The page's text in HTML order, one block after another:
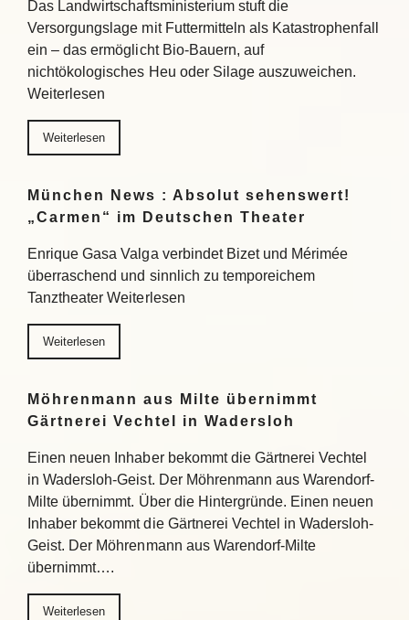
Das Landwirtschaftsministerium stuft die
Versorgungslage mit Futtermitteln als Katastrophenfall
ein – das ermöglicht Bio-Bauern, auf
nichtökologisches Heu oder Silage auszuweichen.
Weiterlesen
Weiterlesen
München News : Absolut sehenswert!
„Carmen“ im Deutschen Theater
Enrique Gasa Valga verbindet Bizet und Mérimée
überraschend und sinnlich zu temporeichem
Tanztheater Weiterlesen
Weiterlesen
Möhrenmann aus Milte übernimmt
Gärtnerei Vechtel in Wadersloh
Einen neuen Inhaber bekommt die Gärtnerei Vechtel
in Wadersloh-Geist. Der Möhrenmann aus Warendorf-
Milte übernimmt. Über die Hintergründe. Einen neuen
Inhaber bekommt die Gärtnerei Vechtel in Wadersloh-
Geist. Der Möhrenmann aus Warendorf-Milte
übernimmt….
Weiterlesen